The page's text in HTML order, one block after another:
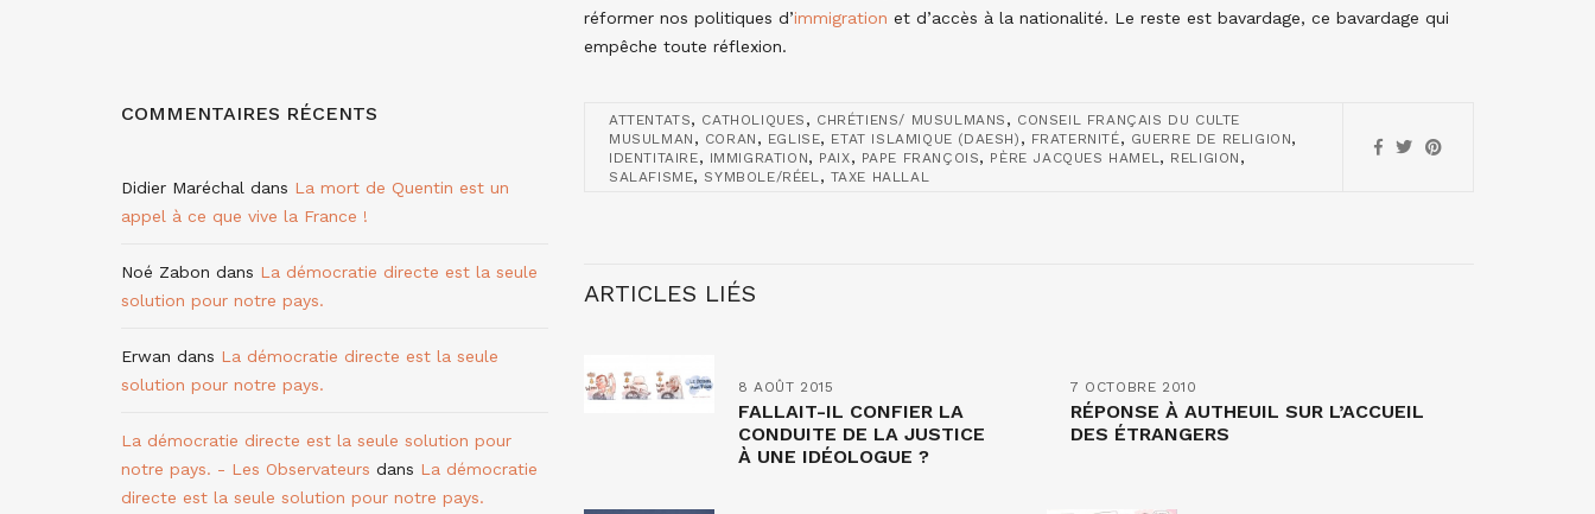
réformer nos politiques d’immigration et d’accès à la nationalité. Le reste est bavardage, ce bavardage qui
empêche toute réflexion.
ATTENTATS, CATHOLIQUES , CHRÉTIENS/ MUSULMANS , CONSEIL FRANÇAIS DU CULTE
MUSULMAN , CORAN , EGLISE, ETAT ISLAMIQUE (DAESH) , FRATERNITÉ, GUERRE DE RELIGION,
IDENTITAIRE, IMMIGRATION, PAIX, PAPE FRANÇOIS, PÈRE JACQUES HAMEL, RELIGION ,
SALAFISME, SYMBOLE/RÉEL, TAXE HALLAL
ARTICLES LIÉS
8 AOÛT 2015
FALLAIT-IL CONFIER LA
CONDUITE DE LA JUSTICE
À UNE IDÉOLOGUE ?
7 OCTOBRE 2010
RÉPONSE À AUTHEUIL SUR L’ACCUEIL
DES ÉTRANGERS
COMMENTAIRES RÉCENTS
Didier Maréchal dans La mort de Quentin est un
appel à ce que vive la France !
Noé Zabon dans La démocratie directe est la seule
solution pour notre pays.
Erwan dans La démocratie directe est la seule
solution pour notre pays.
La démocratie directe est la seule solution pour
notre pays. - Les Observateurs dans La démocratie
directe est la seule solution pour notre pays.